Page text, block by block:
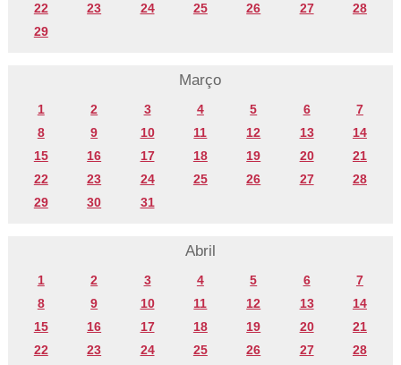
22
23 24 25 26 27
28
29
Março
1 2 3 4 5 6
7
8
9 10 11 12 13
14
15
16 17 18 19 20
21
22
23 24 25 26 27
28
29
30 31
Abril
1 2 3 4 5 6
7
8
9 10 11 12 13
14
15
16 17 18 19 20
21
22
23 24 25 26 27
28